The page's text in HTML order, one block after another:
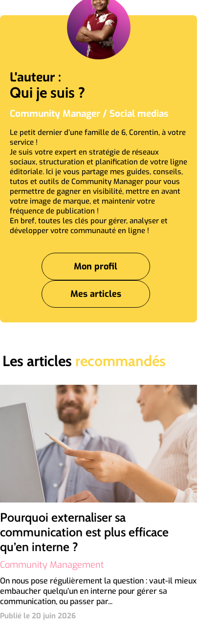
L'auteur :
Qui je suis ?
Community Manager / Social medias
Le petit dernier d’une famille de 6, Corentin, à votre
service !
Je suis votre expert en stratégie de réseaux
sociaux, structuration et planification de votre ligne
éditoriale. Ici je vous partage mes guides, conseils,
tutos et outils de Community Manager pour vous
permettre de gagner en visibilité, mettre en avant
votre image de marque, et maintenir votre
fréquence de publication !
En bref, toutes les clés pour gérer, analyser et
développer votre communauté en ligne !
Mon profil
Mes articles
Les articles recommandés
Pourquoi externaliser sa
communication est plus efficace
qu’en interne ?
Community Management
On nous pose régulièrement la question : vaut-il mieux
embaucher quelqu’un en interne pour gérer sa
communication, ou passer par...
Publié le 20 juin 2026